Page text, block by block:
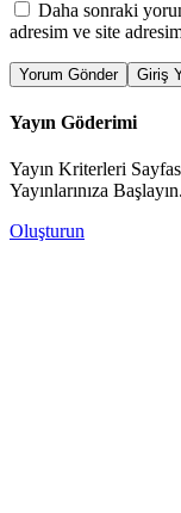
Daha sonraki
adresim ve site
Yorum Gönder Giriş
Yayın Göderimi
Yayın Kriterleri
Yayınlarınıza Başlayın.
Oluşturun